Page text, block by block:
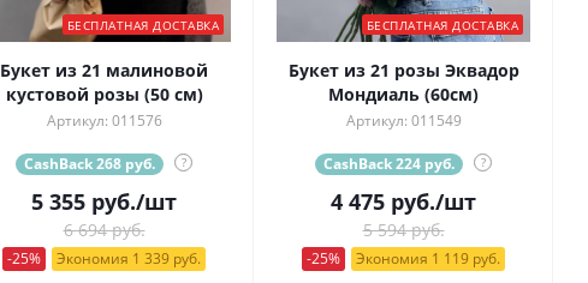
БЕСПЛАТНАЯ ДОСТАВКА
Букет из 21 малиновой
кустовой розы (50 см)
Артикул: 011576
CashBack 268 руб. ?
5 355 руб./шт
6 694 руб.
-25% Экономия 1 339 руб.
БЕСПЛАТНАЯ ДОСТАВКА
Букет из 21 розы Эквадор
Мондиаль (60см)
Артикул: 011549
CashBack 224 руб. ?
4 475 руб./шт
5 594 руб.
-25% Экономия 1 119 руб.